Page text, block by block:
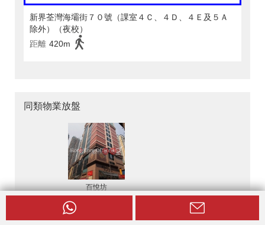
新界荃灣海壩街７０號（課室４Ｃ、４Ｄ、４Ｅ及５Ａ
除外）（夜校）
距離 420m
同類物業放盤
百悅坊
HK$ 179,976 / 月
百悅坊寫字樓租單位出租